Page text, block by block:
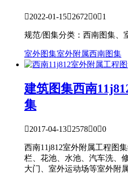
2022-01-15267201
规范/图集分类：西南图集、
室外图集室外附属西南图集
建筑图集西南
集
2017-04-13257800
西南11j812室外附属工程图
栏、花池、水池、汽车洗、
大门、室外运动场等室外附